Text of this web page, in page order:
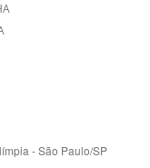
- São Paulo/SP